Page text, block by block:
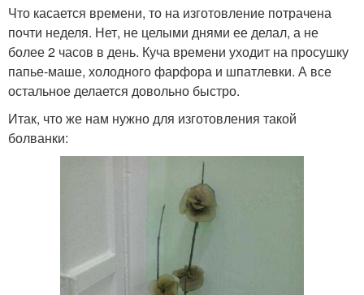
Что касается времени, то на изготовление потрачена
почти неделя. Нет, не целыми днями ее делал, а не
более 2 часов в день. Куча времени уходит на просушку
папье-маше, холодного фарфора и шпатлевки. А все
остальное делается довольно быстро.
Итак, что же нам нужно для изготовления такой
болванки: